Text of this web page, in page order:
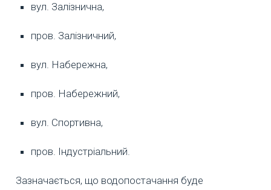
вул. Залізнична,
пров. Залізничний,
вул. Набережна,
пров. Набережний,
вул. Спортивна,
пров. Індустріальний.
Зазначається, що водопостачання буде